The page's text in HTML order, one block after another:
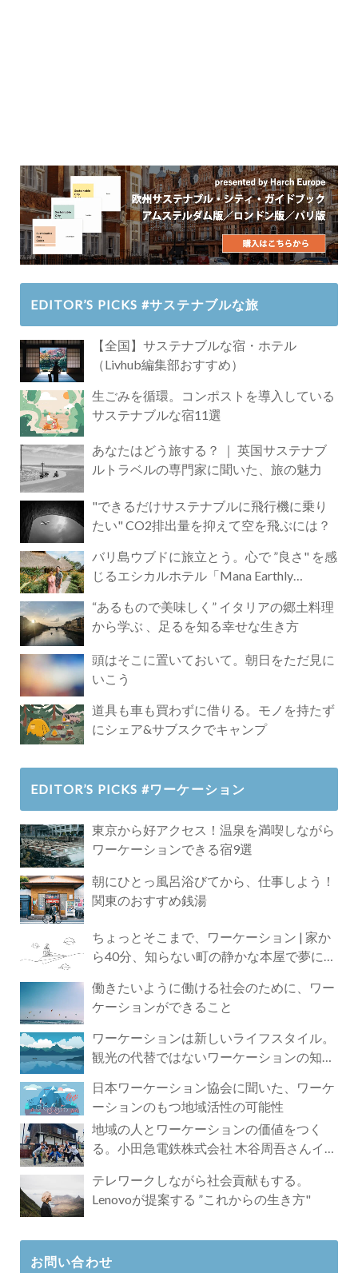
EDITOR’S PICKS #サステナブルな旅
【全国】サステナブルな宿・ホテル
（Livhub編集部おすすめ）
生ごみを循環。コンポストを導入している
サステナブルな宿11選
あなたはどう旅する？ ｜ 英国サステナブ
ルトラベルの専門家に聞いた、旅の魅力
"できるだけサステナブルに飛行機に乗り
たい" CO2排出量を抑えて空を飛ぶには？
バリ島ウブドに旅立とう。心で ”良さ" を感
じるエシカルホテル「Mana Earthly
“あるもので美味しく” イタリアの郷土料理
から学ぶ 、足るを知る幸せな生き方
頭はそこに置いておいて。朝日をただ見に
いこう
道具も車も買わずに借りる。モノを持たず
にシェア&サブスクでキャンプ
EDITOR’S PICKS #ワーケーション
東京から好アクセス！温泉を満喫しながら
ワーケーションできる宿9選
朝にひとっ風呂浴びてから、仕事しよう！
関東のおすすめ銭湯
ちょっとそこまで、ワーケーション | 家か
ら40分、知らない町の静かな本屋で夢に近
働きたいように働ける社会のために、ワー
ケーションができること
ワーケーションは新しいライフスタイル。
観光の代替ではないワーケーションの知ら
日本ワーケーション協会に聞いた、ワーケ
ーションのもつ地域活性の可能性
地域の人とワーケーションの価値をつく
る。小田急電鉄株式会社 木谷周吾さんイン
テレワークしながら社会貢献もする。
Lenovoが提案する ”これからの生き方"
お問い合わせ